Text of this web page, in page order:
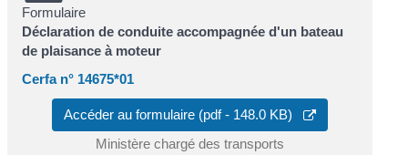
Formulaire
Déclaration de conduite accompagnée d'un bateau
de plaisance à moteur
Cerfa n° 14675*01
Accéder au formulaire (pdf - 148.0 KB)
Ministère chargé des transports